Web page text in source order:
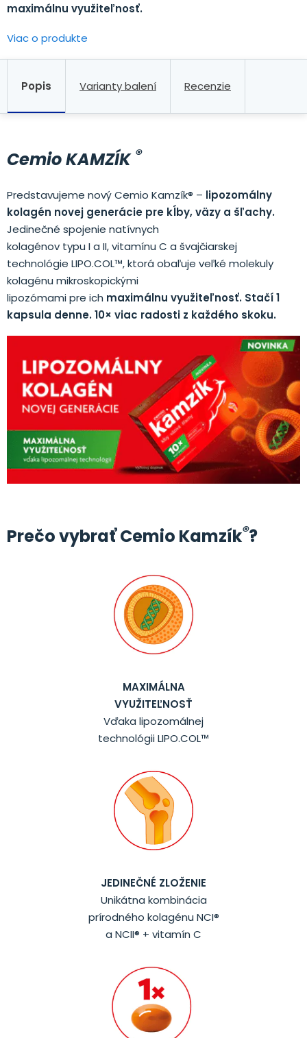
maximálnu využiteľnosť.
Viac o produkte
Popis Varianty balení Recenzie
Cemio KAMZÍK ®
Predstavujeme nový Cemio Kamzík® – lipozomálny
kolagén novej generácie pre kĺby, väzy a šľachy.
Jedinečné spojenie natívnych
kolagénov typu I a II, vitamínu C a švajčiarskej
technológie LIPO.COL™, ktorá obaľuje veľké molekuly
kolagénu mikroskopickými
lipozómami pre ich maximálnu využiteľnosť. Stačí 1
kapsula denne. 10× viac radosti z každého skoku.
Prečo vybrať Cemio Kamzík®?
MAXIMÁLNA
VYUŽITEĽNOSŤ
Vďaka lipozomálnej
technológii LIPO.COL™
JEDINEČNÉ ZLOŽENIE
Unikátna kombinácia
prírodného kolagénu NCI®
a NCII® + vitamín C